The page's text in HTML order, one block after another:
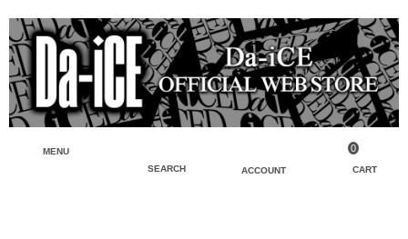
MENU
SEARCH
ACCOUNT CART
0